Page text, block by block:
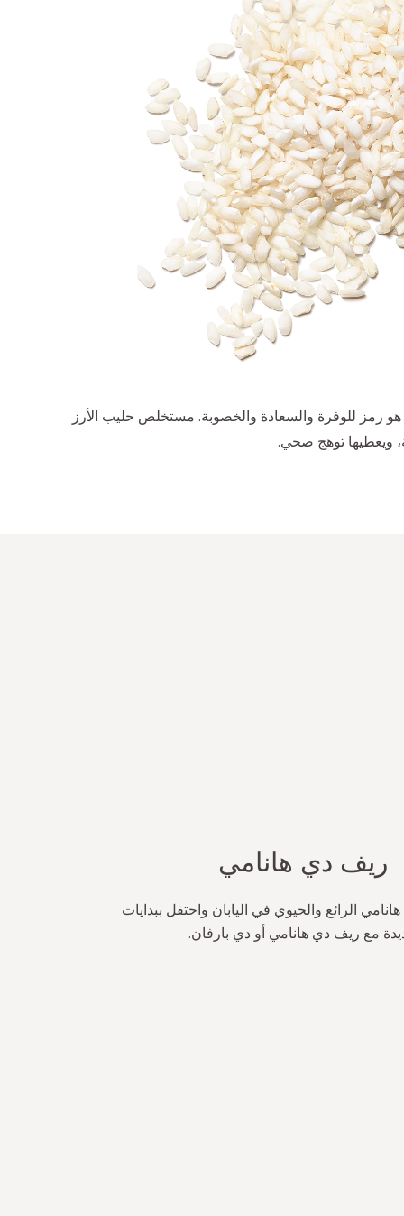
هو رمز للوفرة والسعادة والخصوبة. مستخلص حليب الأرز
ويعطيها توهج صحي.
ريف دي هانامي
الرائع والحيوي في اليابان واحتفل ببدايات
مع ريف دي هانامي أو دي بارفان.